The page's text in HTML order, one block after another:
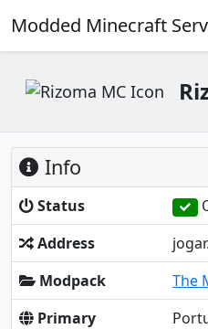
Modded Minecraft
Info
Status
Address
Modpack
The
Primary